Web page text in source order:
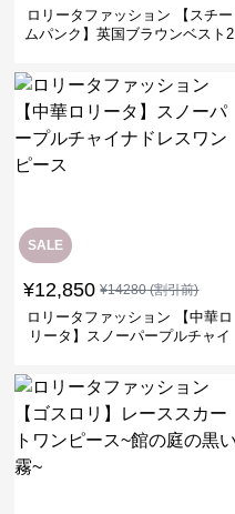
ロリータファッション 【スチー
ムパンク】英国ブラウンベスト2
SALE
¥12,850 ¥14280(割引前)
ロリータファッション 【中華ロ
リータ】スノーパープルチャイ